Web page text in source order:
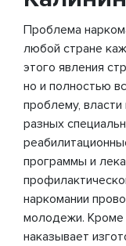
Проблема
любой стране
этого явления
но и полностью
проблему,
разных
программы и
наркомании
молодежи. Кроме
наказывает